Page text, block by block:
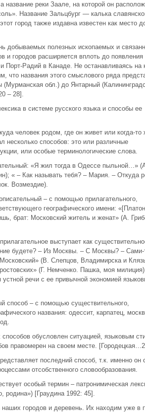
название реки Заале, на которой он
Название Зальцбург — калька
город также издавна известен как место
добываемых полезных ископаемых и
и городов расширяется вплоть до появления
Порт-Радий в Канаде. Не останавливаясь на
что названия этого смыслового ряда
обл.) до Янтарный
– 28].
в системе русского языка и способы ее
человек родом, где он живет или когда-то
несколько способов: это или различные
или особые терминологические слова.
«Я жил тогда в Одессе пыльной…»
« – Как называть тебя? – Мария. – Откуда
Возмездие).
– с помощью прилагательного,
географического имени: «[Платон
брат: Московский житель и женат» (А.
выступает как
будете? – Из Москвы. – С Москвы? – Сами-
(В. Слепцов, Владимирска и
(Г. Немченко. Пашка, моя
устной речи с ее привычной экономией
способ – с помощью существительного,
названия: одессит, карпатец,
способов обусловлен ситуацией, языковым
правомерен на своем месте.
последний способ, т.к. именно он
отсобственного словообразования.
особый термин – патронимическая
родина») [Граудина 1992: 45].
наших городов и деревень. Их находим уже в